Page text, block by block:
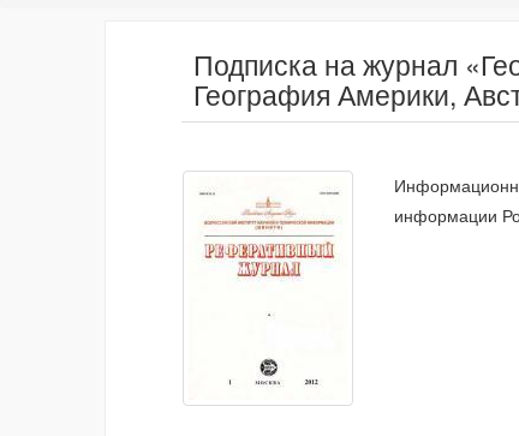
Подписка на журнал
География Америки,
информации